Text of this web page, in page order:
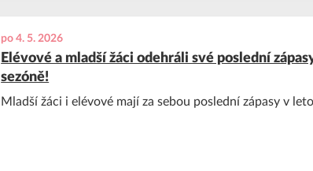
po 4. 5. 2026
Elévové a mladší žáci odehráli své poslední
sezóně!
Mladší žáci i elévové mají za sebou poslední zápasy v